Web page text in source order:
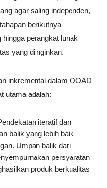
agar saling independen,
berikutnya
perangkat lunak
yang diinginkan.
inkremental dalam OOAD
utama adalah:
iteratif dan
balik yang lebih baik
Umpan balik dari
persyaratan
produk berkualitas